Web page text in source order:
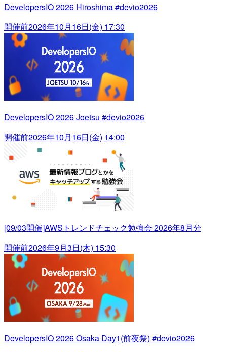
DevelopersIO 2026 Hiroshima #devio2026
開催前2026年10月16日(金) 17:30
DevelopersIO 2026 Joetsu #devio2026
開催前2026年10月16日(金) 14:00
[09/03開催]AWSトレンドチェック勉強会 2026年8月分
開催前2026年9月3日(木) 15:30
DevelopersIO 2026 Osaka Day1(前夜祭) #devio2026